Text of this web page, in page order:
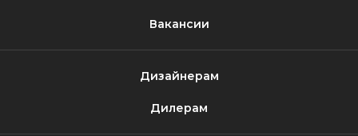
Вакансии
Дизайнерам
Дилерам